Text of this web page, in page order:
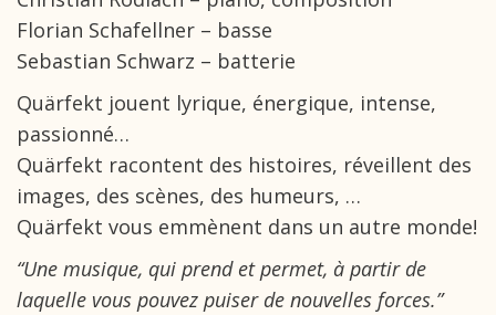
Florian Schafellner – basse
Sebastian Schwarz – batterie
Quärfekt jouent lyrique, énergique, intense,
passionné…
Quärfekt racontent des histoires, réveillent des
images, des scènes, des humeurs, …
Quärfekt vous emmènent dans un autre monde!
“Une musique, qui prend et permet, à partir de
laquelle vous pouvez puiser de nouvelles forces.”